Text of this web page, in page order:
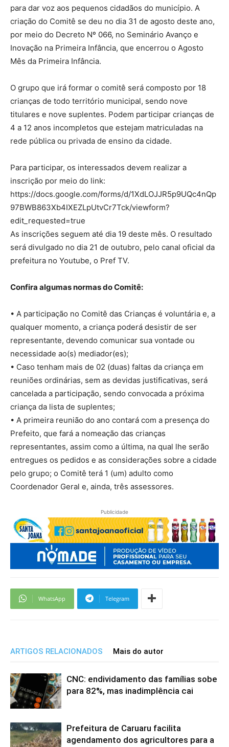
para dar voz aos pequenos cidadãos do município. A
criação do Comitê se deu no dia 31 de agosto deste ano,
por meio do Decreto Nº 066, no Seminário Avanço e
Inovação na Primeira Infância, que encerrou o Agosto
Mês da Primeira Infância.
O grupo que irá formar o comitê será composto por 18
crianças de todo território municipal, sendo nove
titulares e nove suplentes. Podem participar crianças de
4 a 12 anos incompletos que estejam matriculadas na
rede pública ou privada de ensino da cidade.
Para participar, os interessados devem realizar a
inscrição por meio do link:
https://docs.google.com/forms/d/1XdLOJJR5p9UQc4nQp
97BWB863Xb4IXEZLpUtvCr7Tck/viewform?
edit_requested=true
As inscrições seguem até dia 19 deste mês. O resultado
será divulgado no dia 21 de outubro, pelo canal oficial da
prefeitura no Youtube, o Pref TV.
Confira algumas normas do Comitê:
• A participação no Comitê das Crianças é voluntária e, a
qualquer momento, a criança poderá desistir de ser
representante, devendo comunicar sua vontade ou
necessidade ao(s) mediador(es);
• Caso tenham mais de 02 (duas) faltas da criança em
reuniões ordinárias, sem as devidas justificativas, será
cancelada a participação, sendo convocada a próxima
criança da lista de suplentes;
• A primeira reunião do ano contará com a presença do
Prefeito, que fará a nomeação das crianças
representantes, assim como a última, na qual lhe serão
entregues os pedidos e as considerações sobre a cidade
pelo grupo; o Comitê terá 1 (um) adulto como
Coordenador Geral e, ainda, três assessores.
Publicidade
WhatsApp Telegram
ARTIGOS RELACIONADOS Mais do autor
CNC: endividamento das famílias sobe
para 82%, mas inadimplência cai
Prefeitura de Caruaru facilita
agendamento dos agricultores para a